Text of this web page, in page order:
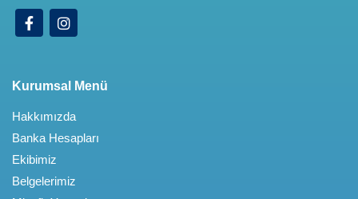
Kurumsal Menü
Hakkımızda
Banka Hesapları
Ekibimiz
Belgelerimiz